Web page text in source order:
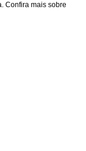
Confira mais sobre